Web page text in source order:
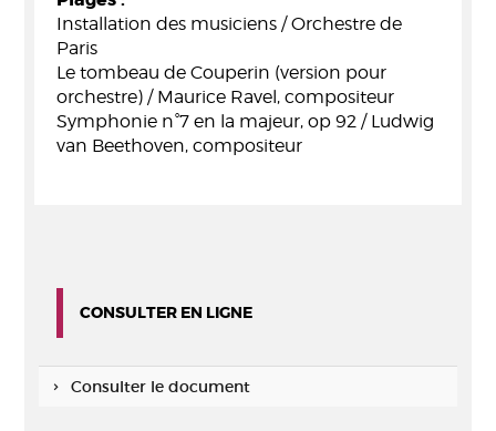
Installation des musiciens / Orchestre de
Paris
Le tombeau de Couperin (version pour
orchestre) / Maurice Ravel, compositeur
Symphonie n°7 en la majeur, op 92 / Ludwig
van Beethoven, compositeur
CONSULTER EN LIGNE
Consulter le document